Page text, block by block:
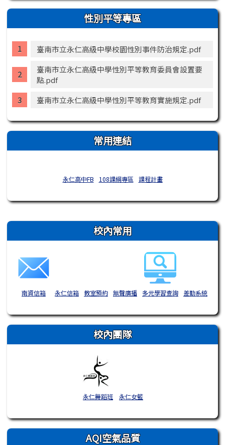
性別平等專區
臺南市立永仁高級中學校園性別事件防治規定.pdf
臺南市立永仁高級中學性別平等教育委員會設置要
點.pdf
臺南市立永仁高級中學性別平等教育實施規定.pdf
常用連結
永仁高中FB 108課綱專區 課程計畫
右邊區域內容 校內常用
南資信箱 永仁信箱 教室預約 無聲廣播 多元學習查詢 差勤系統
校內團隊
永仁舞蹈班 永仁女籃
AQI空氣品質